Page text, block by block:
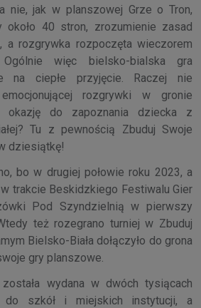
nie, jak w planszowej Grze o Tron,
około 40 stron, zrozumienie zasad
a rozgrywka rozpoczęta wieczorem
więc bielsko-bialska gra
na ciepłe przyjęcie. Raczej nie
rozgrywki w gronie
okazję do zapoznania dziecka z
Tu z pewnością Zbuduj Swoje
dziesiątkę!
bo w drugiej połowie roku 2023, a
trakcie Beskidzkiego Festiwalu Gier
Pod Szyndzielnią w pierwszy
też rozegrano turniej w Zbuduj
Bielsko-Biała dołączyło do grona
gry planszowe.
wydana w dwóch tysiącach
do szkół i miejskich instytucji, a